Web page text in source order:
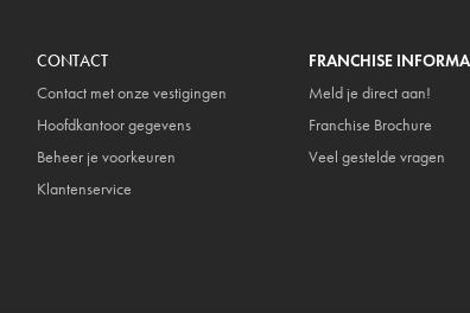
CONTACT
Contact met onze vestigingen
Hoofdkantoor gegevens
Beheer je voorkeuren
Klantenservice
FRANCHISE
Meld je direct aan!
Franchise Brochure
Veel gestelde vragen